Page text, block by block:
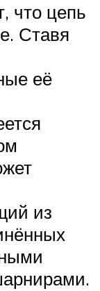
что цепь
Ставя
её
из